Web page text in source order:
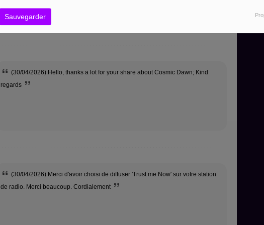
Sauvegarder
(30/04/2026) Hello, thanks a lot for your share about Cosmic Dawn; Kind
regards
(30/04/2026) Merci d'avoir choisi de diffuser 'Trust me Now' sur votre station
de radio. Merci beaucoup. Cordialement